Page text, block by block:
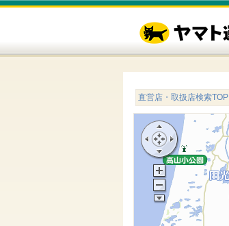
直営店・取扱店検索TOP